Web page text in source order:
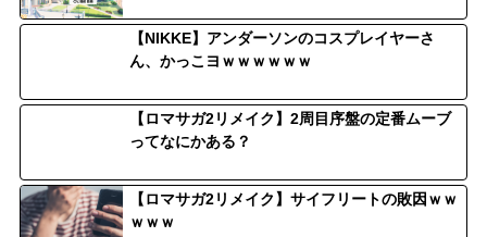
【NIKKE】アンダーソンのコスプレイヤーさ
ん、かっこヨｗｗｗｗｗｗ
【ロマサガ2リメイク】2周目序盤の定番ムーブ
ってなにかある？
【ロマサガ2リメイク】サイフリートの敗因ｗｗ
ｗｗｗ